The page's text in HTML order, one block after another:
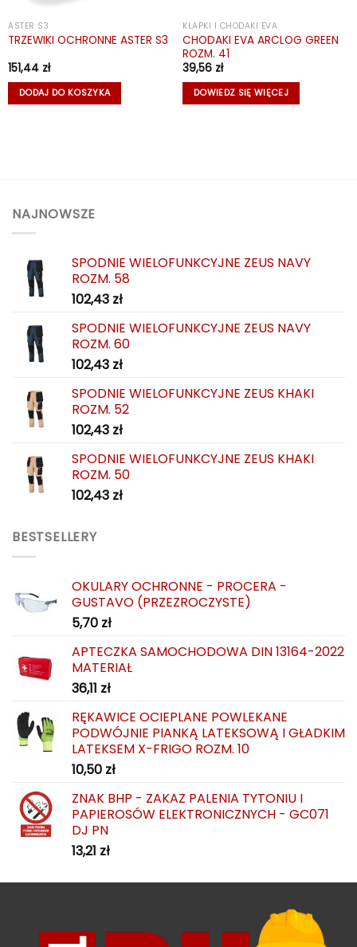
ASTER S3
TRZEWIKI OCHRONNE ASTER S3
151,44 zł
DODAJ DO KOSZYKA
KLAPKI I CHODAKI EVA
CHODAKI EVA ARCLOG GREEN
ROZM. 41
39,56 zł
DOWIEDZ SIĘ WIĘCEJ
NAJNOWSZE
SPODNIE WIELOFUNKCYJNE ZEUS NAVY
ROZM. 58
102,43 zł
SPODNIE WIELOFUNKCYJNE ZEUS NAVY
ROZM. 60
102,43 zł
SPODNIE WIELOFUNKCYJNE ZEUS KHAKI
ROZM. 52
102,43 zł
SPODNIE WIELOFUNKCYJNE ZEUS KHAKI
ROZM. 50
102,43 zł
BESTSELLERY
OKULARY OCHRONNE - PROCERA -
GUSTAVO (PRZEZROCZYSTE)
5,70 zł
APTECZKA SAMOCHODOWA DIN 13164-2022
MATERIAŁ
36,11 zł
RĘKAWICE OCIEPLANE POWLEKANE
PODWÓJNIE PIANKĄ LATEKSOWĄ I GŁADKIM
LATEKSEM X-FRIGO ROZM. 10
10,50 zł
ZNAK BHP - ZAKAZ PALENIA TYTONIU I
PAPIEROSÓW ELEKTRONICZNYCH - GC071
DJ PN
13,21 zł